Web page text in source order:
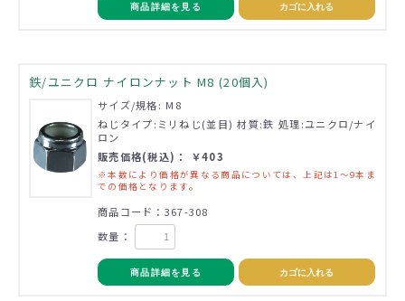
商品詳細を見る カゴに入れる
鉄/ユニクロ ナイロンナット M8 (20個入)
サイズ/規格: M8
ねじタイプ:ミリねじ(並目) 材質:鉄 処理:ユニクロ/ナイ
ロン
販売価格(税込)： ￥403
※本数により価格が異なる商品については、上記は1～9本ま
での価格となります。
商品コード：367-308
数量：
商品詳細を見る カゴに入れる